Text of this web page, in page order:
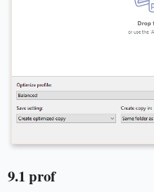
9.1 prof